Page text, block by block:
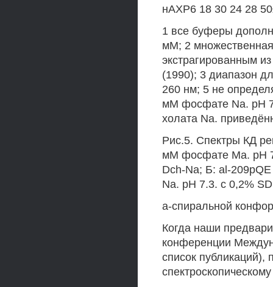
нАХР6 18 30 24 28
1 все буферы
мМ; 2
экстрагированным
(1990); 3 диапазон
260 нм; 5 не
мМ фосфате Na. рН
холата Na.
Рис.5. Спектры КД
мМ фосфате Ма. рН
Dch-Na; Б: al-
Na. рН 7.3. с 0,2%
а-спиральной
Когда наши
конференции
список публикаций),